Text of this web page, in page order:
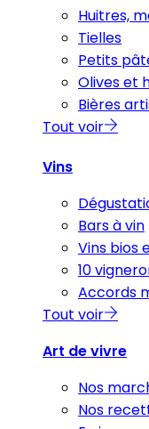
Huitres,
Tielles
Petits
Olives et
Bières
Tout voir
Vins
Bars à vin
Vins bios
10
Accords
Tout voir
Art de vivre
Nos
Nos